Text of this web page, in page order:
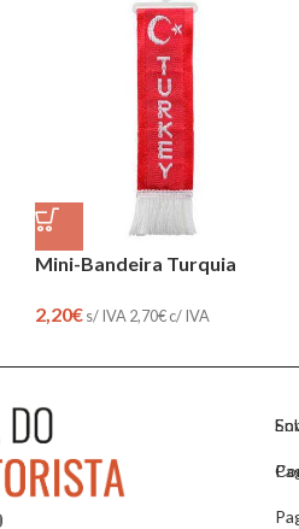
Mini-Bandeira Turquia
2,20€s/ IVA2,70€c/ IVA